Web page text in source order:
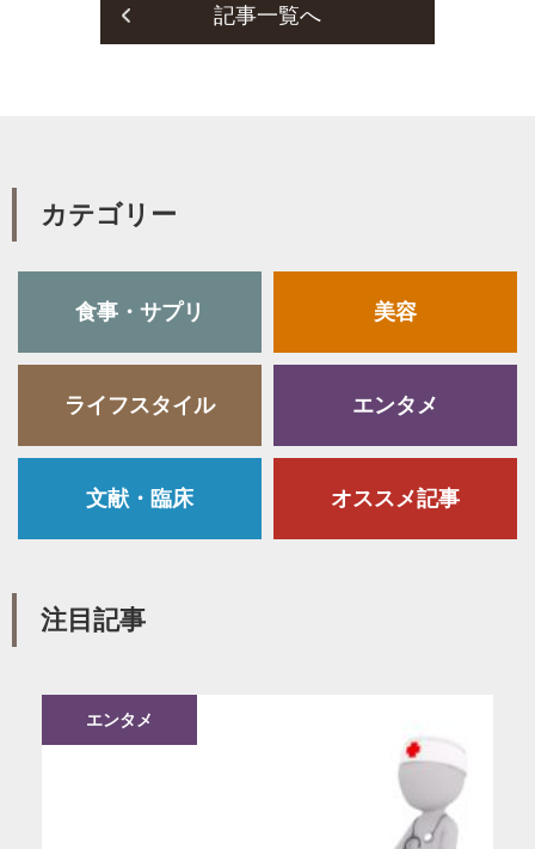
記事一覧へ
カテゴリー
食事・サプリ 美容
ライフスタイル エンタメ
文献・臨床 オススメ記事
注目記事
エンタメ